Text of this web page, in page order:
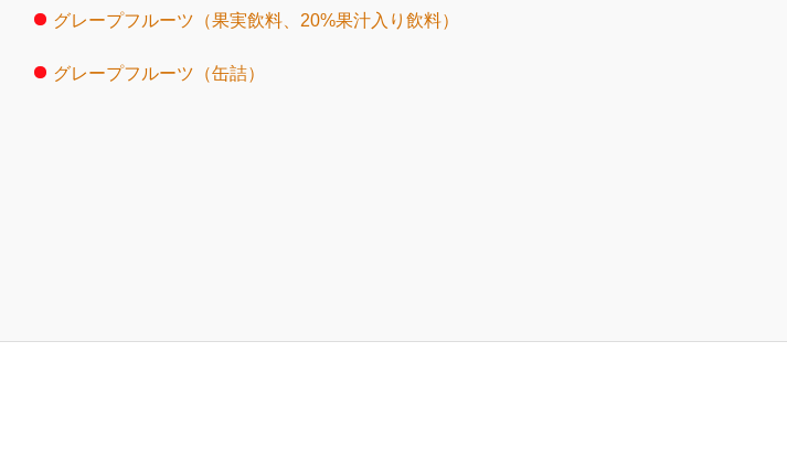
グレープフルーツ（果実飲料、20%果汁入り飲料）
グレープフルーツ（缶詰）